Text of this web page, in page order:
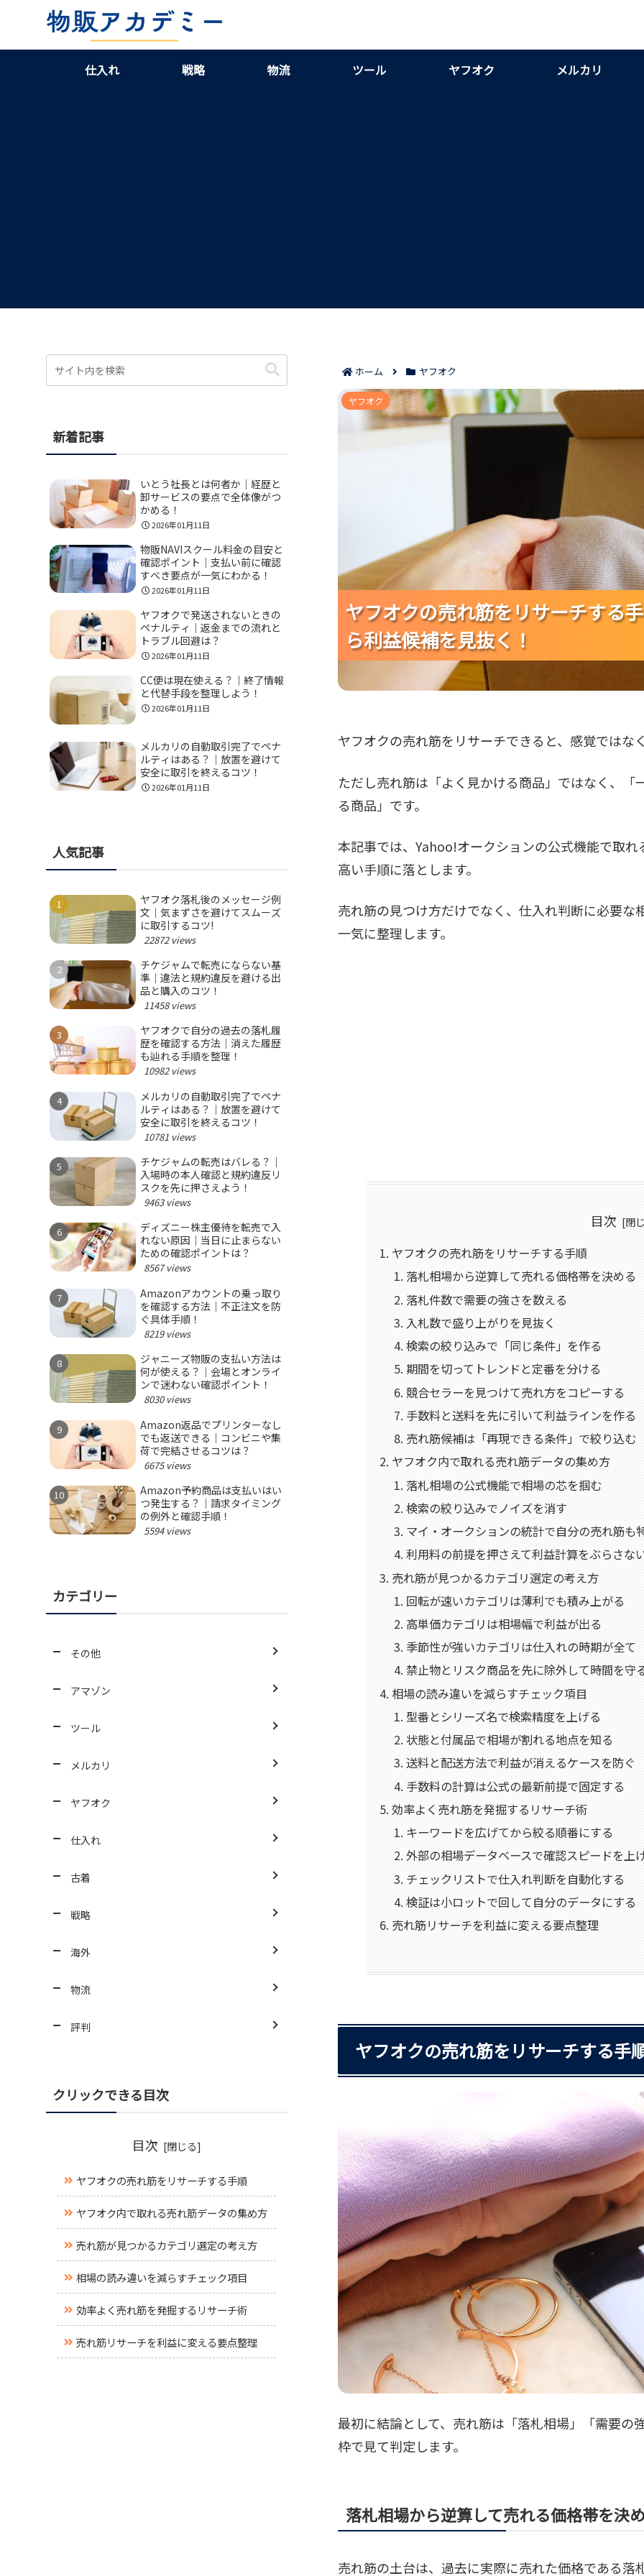
仕入れ 戦略 物流 ツール ヤフオク メルカリ
ホーム ヤフオク
ヤフオクの売れ筋をリサーチする手順｜落札
ヤフオクの売れ筋をリサーチする
ら利益候補を見抜く！
ヤフオクの売れ筋をリサーチする
ら利益候補を見抜く！
ヤフオクの売れ筋をリサーチする
ら利益候補を見抜く！
ヤフオク
ヤフオクの売れ筋をリサーチできると、感覚では
ただし売れ筋は「よく見かける商品」ではなく、
る商品」です。
本記事では、Yahoo!オークションの公式機能で取
高い手順に落とします。
売れ筋の見つけ方だけでなく、仕入れ判断に必要
一気に整理します。
目次
ヤフオクの売れ筋をリサーチする手順
落札相場から逆算して売れる価格帯を決める
落札件数で需要の強さを数える
入札数で盛り上がりを見抜く
検索の絞り込みで「同じ条件」を作る
期間を切ってトレンドと定番を分ける
競合セラーを見つけて売れ方をコピーする
手数料と送料を先に引いて利益ラインを作る
売れ筋候補は「再現できる条件」で絞り込む
ヤフオク内で取れる売れ筋データの集め方
落札相場の公式機能で相場の芯を掴む
検索の絞り込みでノイズを消す
マイ・オークションの統計で自分の売れ筋も
利用料の前提を押さえて利益計算をぶらさな
売れ筋が見つかるカテゴリ選定の考え方
回転が速いカテゴリは薄利でも積み上がる
高単価カテゴリは相場幅で利益が出る
季節性が強いカテゴリは仕入れの時期が全て
禁止物とリスク商品を先に除外して時間を守
相場の読み違いを減らすチェック項目
型番とシリーズ名で検索精度を上げる
状態と付属品で相場が割れる地点を知る
送料と配送方法で利益が消えるケースを防ぐ
手数料の計算は公式の最新前提で固定する
効率よく売れ筋を発掘するリサーチ術
キーワードを広げてから絞る順番にする
外部の相場データベースで確認スピードを上
チェックリストで仕入れ判断を自動化する
検証は小ロットで回して自分のデータにする
売れ筋リサーチを利益に変える要点整理
ヤフオクの売れ筋をリサーチする手
最初に結論として、売れ筋は「落札相場」「需要
枠で見て判定します。
落札相場から逆算して売れる価格帯を決
売れ筋の土台は、過去に実際に売れた価格である落
新着記事
いとう社長とは何者か｜経歴と
卸サービスの要点で全体像がつ
かめる！
2026年01月11日
物販NAVIスクール料金の目安と
確認ポイント｜支払い前に確認
すべき要点が一気にわかる！
2026年01月11日
ヤフオクで発送されないときの
ペナルティ｜返金までの流れと
トラブル回避は？
2026年01月11日
CC便は現在使える？｜終了情報
と代替手段を整理しよう！
2026年01月11日
メルカリの自動取引完了でペナ
ルティはある？｜放置を避けて
安全に取引を終えるコツ！
2026年01月11日
人気記事
ヤフオク落札後のメッセージ例
文｜気まずさを避けてスムーズ
に取引するコツ!
22872 views
チケジャムで転売にならない基
準｜違法と規約違反を避ける出
品と購入のコツ！
11458 views
ヤフオクで自分の過去の落札履
歴を確認する方法｜消えた履歴
も辿れる手順を整理！
10982 views
メルカリの自動取引完了でペナ
ルティはある？｜放置を避けて
安全に取引を終えるコツ！
10781 views
チケジャムの転売はバレる？｜
入場時の本人確認と規約違反リ
スクを先に押さえよう！
9463 views
ディズニー株主優待を転売で入
れない原因｜当日に止まらない
ための確認ポイントは？
8567 views
Amazonアカウントの乗っ取り
を確認する方法｜不正注文を防
ぐ具体手順！
8219 views
ジャニーズ物販の支払い方法は
何が使える？｜会場とオンライ
ンで迷わない確認ポイント！
8030 views
Amazon返品でプリンターなし
でも返送できる｜コンビニや集
荷で完結させるコツは？
6675 views
Amazon予約商品は支払いはい
つ発生する？｜請求タイミング
の例外と確認手順！
5594 views
カテゴリー
その他
アマゾン
ツール
メルカリ
ヤフオク
仕入れ
古着
戦略
海外
物流
評判
クリックできる目次
目次
ヤフオクの売れ筋をリサーチする手順
ヤフオク内で取れる売れ筋データの集め方
売れ筋が見つかるカテゴリ選定の考え方
相場の読み違いを減らすチェック項目
効率よく売れ筋を発掘するリサーチ術
売れ筋リサーチを利益に変える要点整理